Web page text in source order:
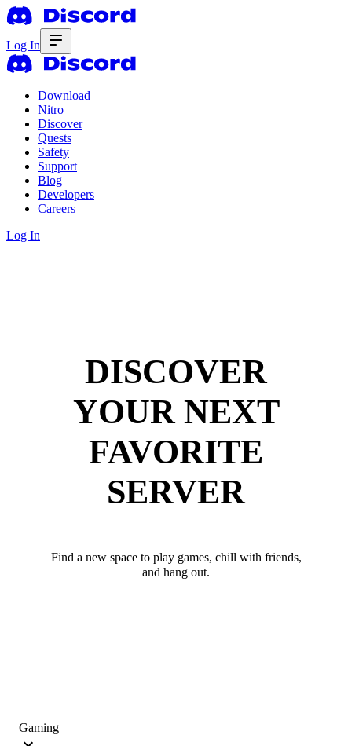
Log In
Download
Nitro
Discover
Quests
Safety
Support
Blog
Developers
Careers
Log In
DISCOVER
YOUR NEXT
FAVORITE
SERVER
Find a new space to play games, chill with friends,
and hang out.
Gaming